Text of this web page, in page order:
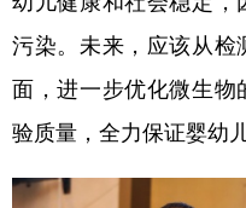
污染。未来，应该从检
面，进一步优化微生物
验质量，全力保证婴幼